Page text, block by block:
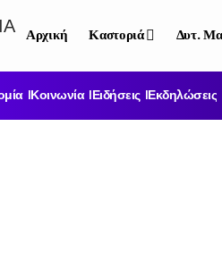
Αρχική Καστοριά Δυτ.
Κοινωνία Ειδήσεις Εκδηλώσεις